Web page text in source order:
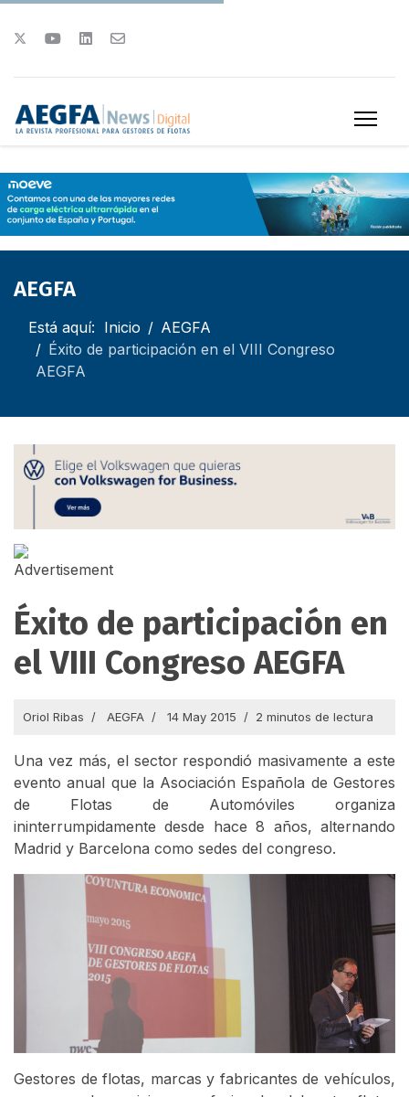
AEGFA
Está aquí: Inicio
AEGFA
Éxito de participación en el VIII Congreso
AEGFA
Éxito de participación en
el VIII Congreso AEGFA
Oriol Ribas AEGFA 14 May 2015 2 minutos de lectura
Una vez más, el sector respondió masivamente a este
evento anual que la Asociación Española de Gestores
de Flotas de Automóviles organiza
ininterrumpidamente desde hace 8 años, alternando
Madrid y Barcelona como sedes del congreso.
Gestores de flotas, marcas y fabricantes de vehículos,